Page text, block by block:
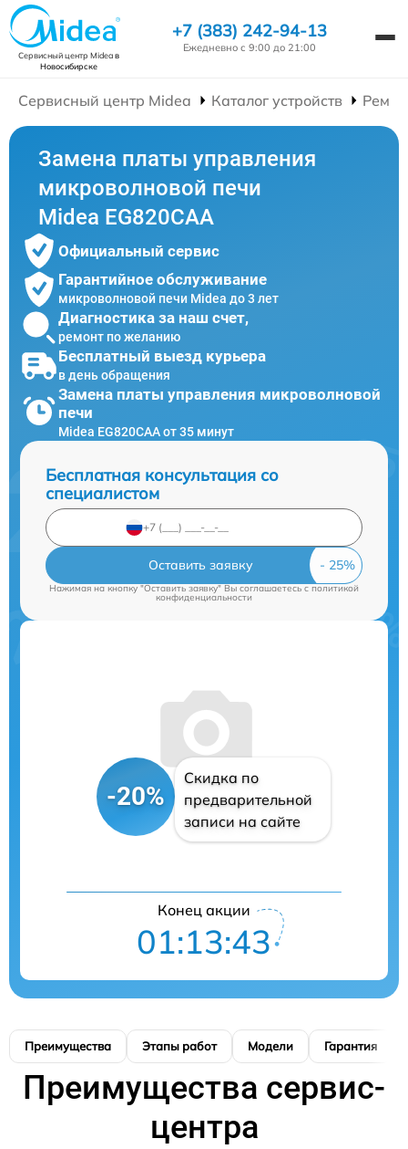
Сервисный центр Mideaв
Новосибирске
+7 (383) 242-94-13
Ежедневно с 9:00 до 21:00
Сервисный центр Midea Каталог устройств
Замена платы управления
микроволновой печи
Midea EG820CAA
Официальный сервис
Гарантийное обслуживание
микроволновой печи Midea до 3 лет
Диагностика за наш счет,
ремонт по желанию
Бесплатный выезд курьера
в день обращения
Замена платы управления микроволновой
печи
Midea EG820CAA от 35 минут
Бесплатная консультация со
специалистом
Оставить заявку
Нажимая на кнопку "Оставить заявку" Вы соглашаетесь cполитикой
конфиденциальности
-20%
Скидка по
предварительной
записи на сайте
Конец акции
01:13:42
Преимущества Этапы работ Модели Гарантия
Преимущества сервис-
центра